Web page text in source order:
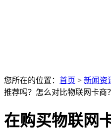
您所在的位置： 首页 > 新闻资
推荐吗？怎么对比物联网卡商？
在购买物联网